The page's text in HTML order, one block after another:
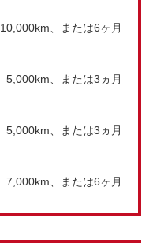
10,000km、または6ヶ月
5,000km、または3ヵ月
5,000km、または3ヵ月
7,000km、または6ヶ月